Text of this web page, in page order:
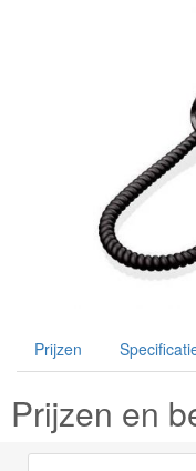
Prijzen
Prijzen en